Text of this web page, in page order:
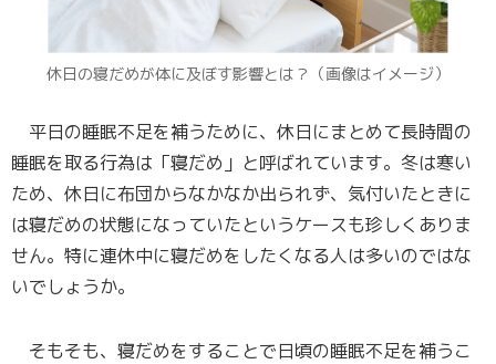
休日の寝だめが体に及ぼす影響とは？（画像はイメージ）
平日の睡眠不足を補うために、休日にまとめて長時間の
睡眠を取る行為は「寝だめ」と呼ばれています。冬は寒い
ため、休日に布団からなかなか出られず、気付いたときに
は寝だめの状態になっていたというケースも珍しくありま
せん。特に連休中に寝だめをしたくなる人は多いのではな
いでしょうか。
そもそも、寝だめをすることで日頃の睡眠不足を補うこ